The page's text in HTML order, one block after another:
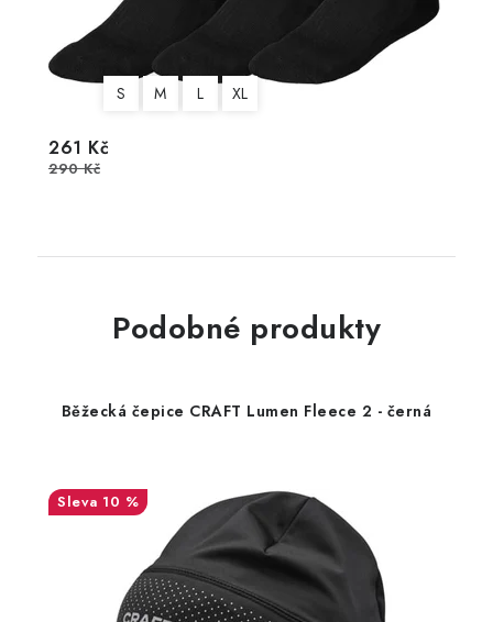
S M L XL
261 Kč
290 Kč
Podobné produkty
Běžecká čepice CRAFT Lumen Fleece 2 - černá
10 %